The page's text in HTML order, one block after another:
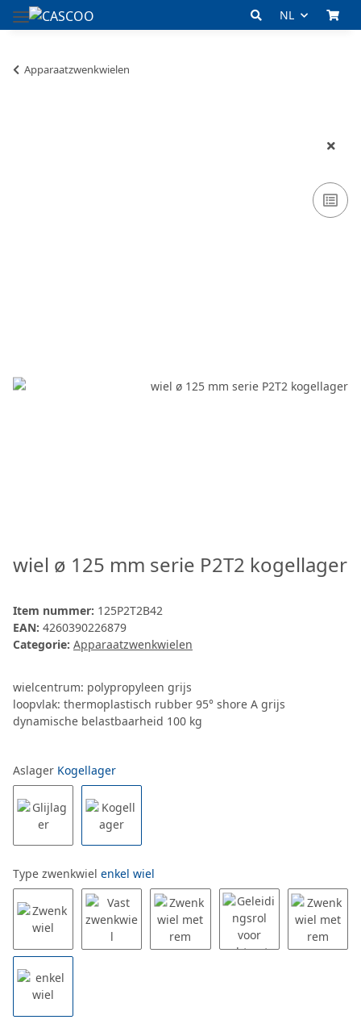
NL
Apparaatzwenkwielen
wiel ø 125 mm serie P2T2 kogellager
Item nummer: 125P2T2B42
EAN: 4260390226879
Categorie: Apparaatzwenkwielen
wielcentrum: polypropyleen grijs
loopvlak: thermoplastisch rubber 95° shore A grijs
dynamische belastbaarheid 100 kg
Aslager Kogellager
Type zwenkwiel enkel wiel